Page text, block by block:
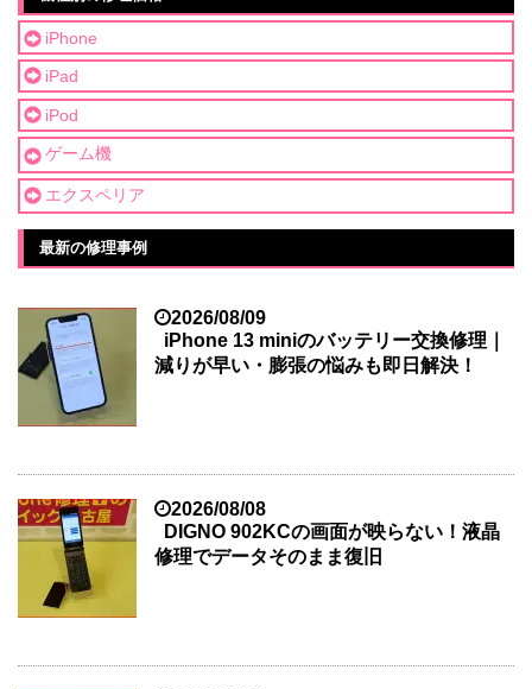
iPhone
iPad
iPod
ゲーム機
エクスペリア
最新の修理事例
2026/08/09
iPhone 13 miniのバッテリー交換修理｜
減りが早い・膨張の悩みも即日解決！
2026/08/08
DIGNO 902KCの画面が映らない！液晶
修理でデータそのまま復旧